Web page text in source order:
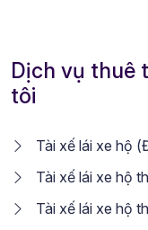
Dịch vụ thuê
tôi
Tài xế lái xe hộ
Tài xế lái xe hộ
Tài xế lái xe hộ